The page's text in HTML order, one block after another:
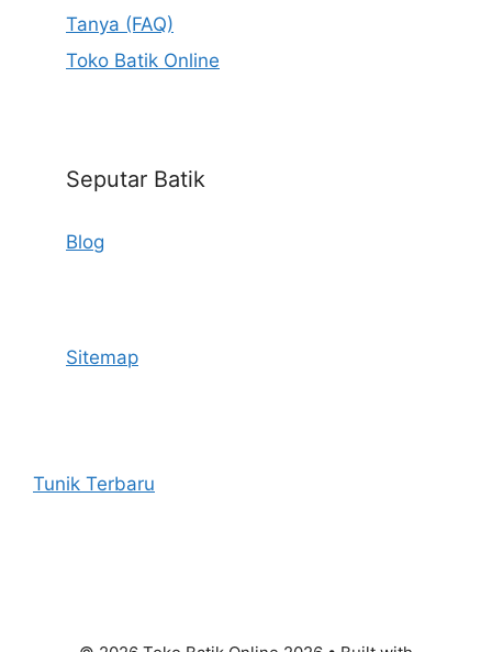
Tanya (FAQ)
Toko Batik Online
Seputar Batik
Blog
Sitemap
Tunik Terbaru